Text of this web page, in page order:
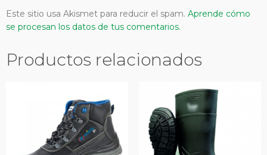
Este sitio usa Akismet para reducir el spam. Aprende cómo
se procesan los datos de tus comentarios.
Productos relacionados